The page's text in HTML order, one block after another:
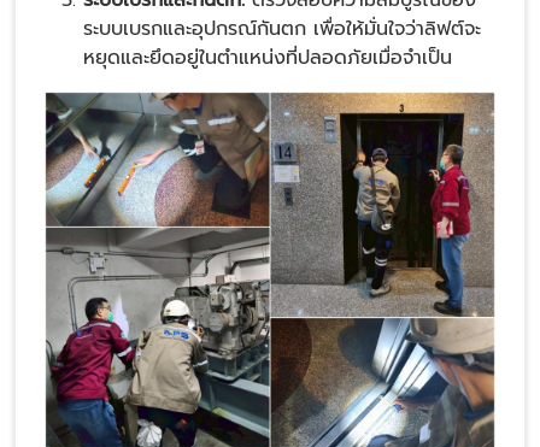
ระบบเบรกและอุปกรณ์กันตก เพื่อให้มั่นใจว่าลิฟต์จะ
หยุดและยึดอยู่ในตำแหน่งที่ปลอดภัยเมื่อจำเป็น​